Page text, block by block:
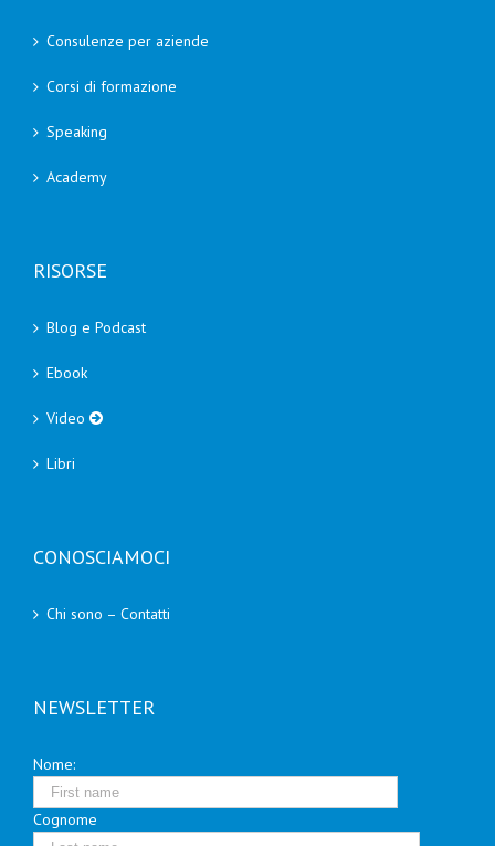
Consulenze per aziende
Corsi di formazione
Speaking
Academy
RISORSE
Blog e Podcast
Ebook
Video
Libri
CONOSCIAMOCI
Chi sono – Contatti
NEWSLETTER
Nome:
Cognome